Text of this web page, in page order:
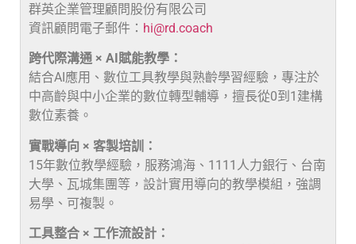
群英企業管理顧問股份有限公司
資訊顧問電子郵件： hi@rd.coach
跨代際溝通 × AI賦能教學：
結合AI應用、數位工具教學與熟齡學習經驗，專注於
中高齡與中小企業的數位轉型輔導，擅長從0到1建構
數位素養。
實戰導向 × 客製培訓：
15年數位教學經驗，服務鴻海、1111人力銀行、台南
大學、瓦城集團等，設計實用導向的教學模組，強調
易學、可複製。
工具整合 × 工作流設計：